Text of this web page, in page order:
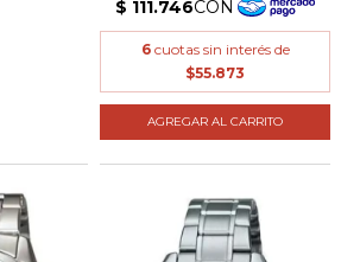
6 cuotas sin interés de
$55.873